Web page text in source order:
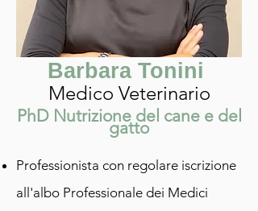
Barbara Tonini
Medico Veterinario
PhD Nutrizione del cane e del
gatto
Professionista con regolare iscrizione
all'albo Professionale dei Medici